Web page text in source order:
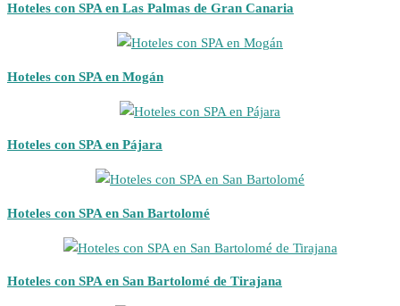
Hoteles con SPA en Las Palmas de Gran Canaria
Hoteles con SPA en Mogán
Hoteles con SPA en Pájara
Hoteles con SPA en San Bartolomé
Hoteles con SPA en San Bartolomé de Tirajana